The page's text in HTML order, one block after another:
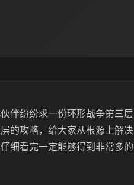
伴纷纷求一份环形战争第三层
的攻略，给大家从根源上解决
细看完一定能够得到非常多的